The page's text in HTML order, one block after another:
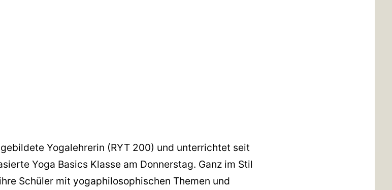
Yogalehrerin (RYT 200) und unterrichtet seit
Yoga Basics Klasse am Donnerstag. Ganz im Stil
Schüler mit yogaphilosophischen Themen und